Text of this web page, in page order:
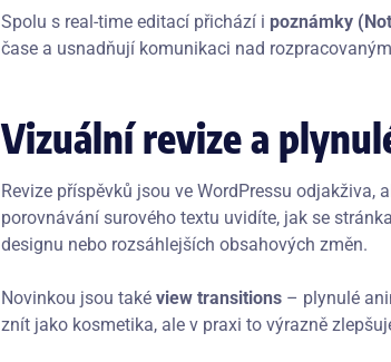
Spolu s real-time editací přichází i poznámky
čase a usnadňují komunikaci nad
Vizuální revize a
Revize příspěvků jsou ve WordPressu odjakživa,
porovnávání surového textu uvidíte, jak se
designu nebo rozsáhlejších obsahových změn.
Novinkou jsou také view transitions – plynulé
znít jako kosmetika, ale v praxi to výrazně